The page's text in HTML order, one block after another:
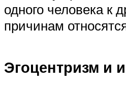
одного человека к
причинам
Эгоцентризм и